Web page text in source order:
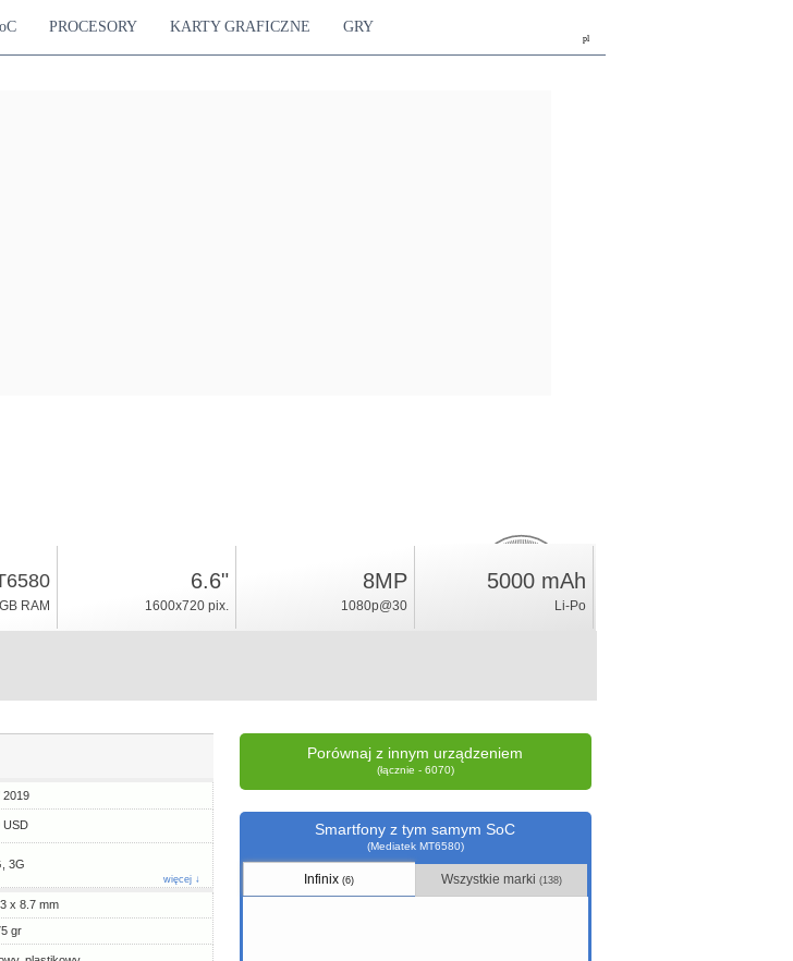
pl
PROCESORY KARTY GRAFICZNE GRY
1.3%
RAM
6.6"
1600x720 pix.
8MP
1080p@30
5000 mAh
Li-Po
2019
USD
3G
więcej ↓
x 8.7 mm
gr
Porównaj z innym urządzeniem
(łącznie - 6070)
Smartfony z tym samym SoC
(Mediatek MT6580)
Infinix(6) Wszystkie marki (138)